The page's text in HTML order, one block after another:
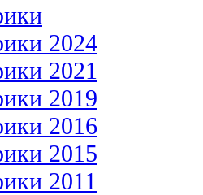
2024
2021
2019
2016
2015
2011